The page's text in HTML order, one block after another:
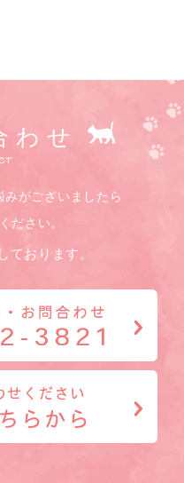
わせ
がございましたら
ださい。
ております。